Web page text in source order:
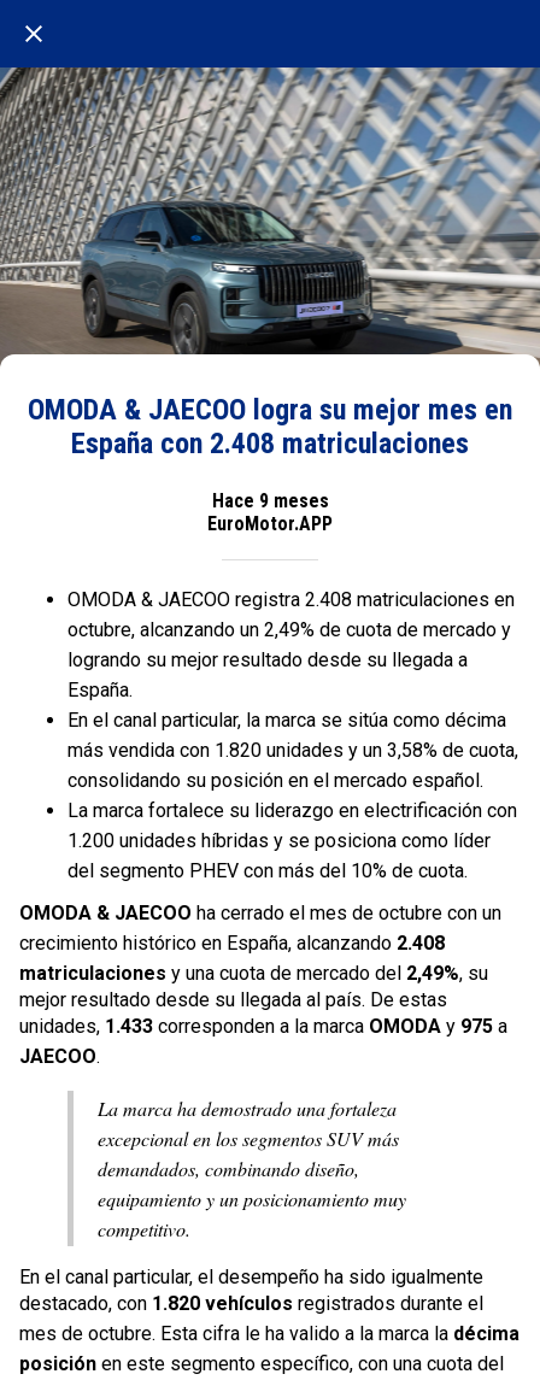
OMODA & JAECOO logra su mejor mes en
España con 2.408 matriculaciones
Hace 9 meses
EuroMotor.APP
OMODA & JAECOO registra 2.408 matriculaciones en
octubre, alcanzando un 2,49% de cuota de mercado y
logrando su mejor resultado desde su llegada a
España.
En el canal particular, la marca se sitúa como décima
más vendida con 1.820 unidades y un 3,58% de cuota,
consolidando su posición en el mercado español.
La marca fortalece su liderazgo en electrificación con
1.200 unidades híbridas y se posiciona como líder
del segmento PHEV con más del 10% de cuota.
OMODA & JAECOO ha cerrado el mes de octubre con un
crecimiento histórico en España, alcanzando 2.408
matriculaciones y una cuota de mercado del 2,49%, su
mejor resultado desde su llegada al país. De estas
unidades, 1.433 corresponden a la marca OMODA y 975 a
JAECOO.
La marca ha demostrado una fortaleza
excepcional en los segmentos SUV más
demandados, combinando diseño,
equipamiento y un posicionamiento muy
competitivo.
En el canal particular, el desempeño ha sido igualmente
destacado, con 1.820 vehículos registrados durante el
mes de octubre. Esta cifra le ha valido a la marca la décima
posición en este segmento específico, con una cuota del